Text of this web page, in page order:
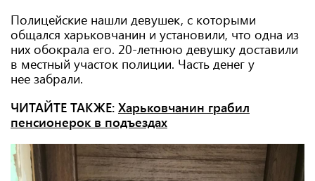
Полицейские нашли девушек, с которыми
общался харьковчанин и установили, что одна из
них обокрала его. 20-летнюю девушку доставили
в местный участок полиции. Часть денег у
нее забрали.
ЧИТАЙТЕ ТАКЖЕ: Харьковчанин грабил
пенсионерок в подъездах